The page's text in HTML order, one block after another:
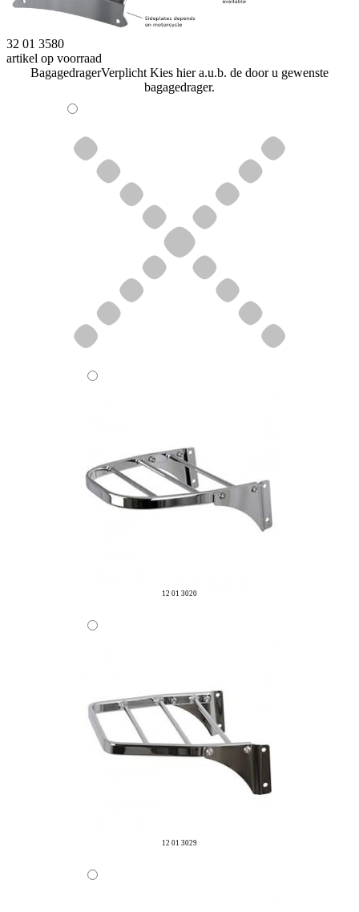
32 01 3580
artikel op voorraad
BagagedragerVerplicht Kies hier a.u.b. de door u gewenste
bagagedrager.
12 01 3020
12 01 3029